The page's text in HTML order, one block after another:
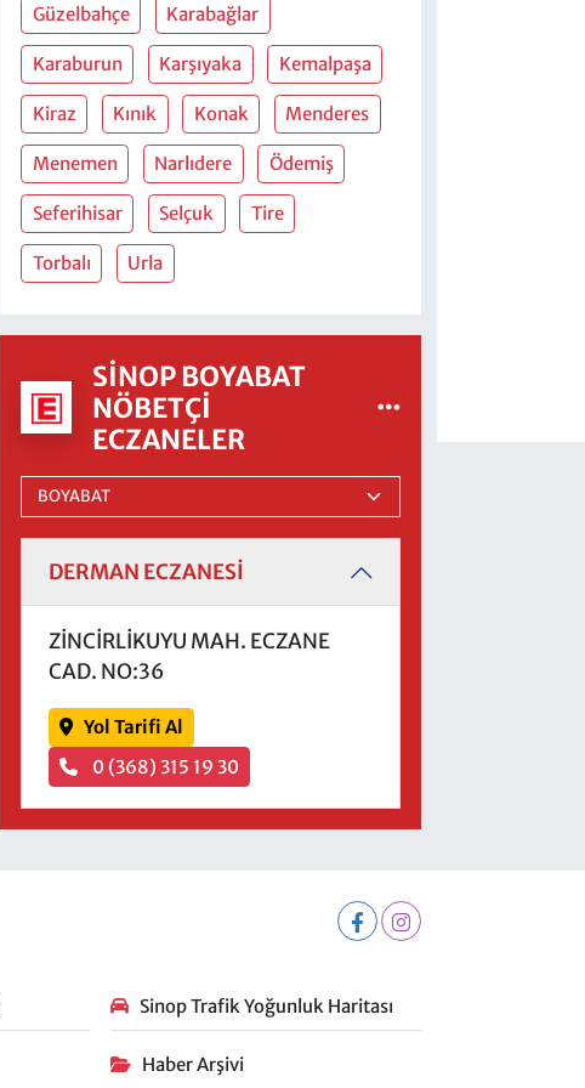
Güzelbahçe Karabağlar
Karaburun Karşıyaka Kemalpaşa
Kiraz Kınık Konak Menderes
Menemen Narlıdere Ödemiş
Seferihisar Selçuk Tire
Torbalı Urla
SINOP BOYABAT
NÖBETÇI
ECZANELER
DERMAN ECZANESİ
ZİNCİRLİKUYU MAH. ECZANE
CAD. NO:36
Yol Tarifi Al
0 (368) 315 19 30
Sinop Trafik Yoğunluk Haritası
Haber Arşivi